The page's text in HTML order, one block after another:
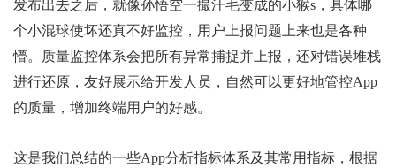
发布出去之后，就像孙悟空一撮汗毛变成的小猴s，具体哪
个小混球使坏还真不好监控，用户上报问题上来也是各种
懵。质量监控体系会把所有异常捕捉并上报，还对错误堆栈
进行还原，友好展示给开发人员，自然可以更好地管控App
的质量，增加终端用户的好感。
这是我们总结的一些App分析指标体系及其常用指标，根据